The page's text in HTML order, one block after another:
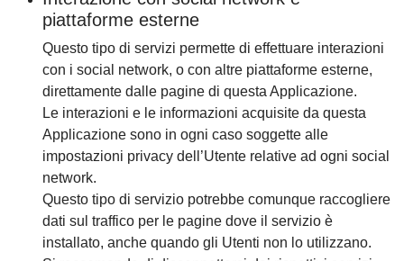
piattaforme esterne
Questo tipo di servizi permette di effettuare interazioni
con i social network, o con altre piattaforme esterne,
direttamente dalle pagine di questa Applicazione.
Le interazioni e le informazioni acquisite da questa
Applicazione sono in ogni caso soggette alle
impostazioni privacy dell’Utente relative ad ogni social
network.
Questo tipo di servizio potrebbe comunque raccogliere
dati sul traffico per le pagine dove il servizio è
installato, anche quando gli Utenti non lo utilizzano.